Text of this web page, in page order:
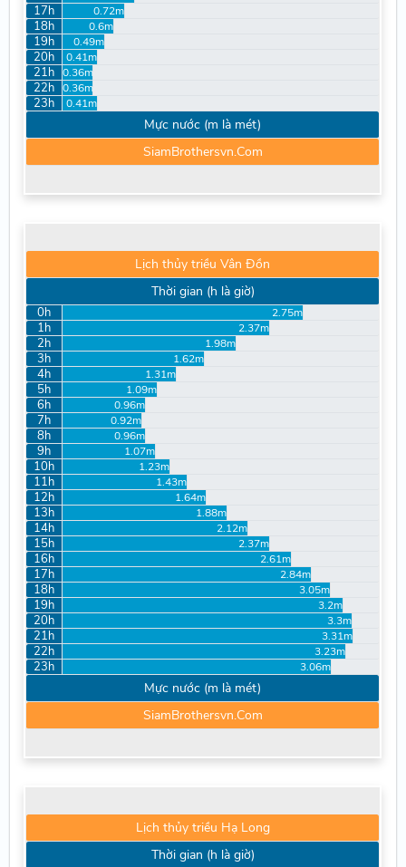
17h 0.72m
18h 0.6m
19h 0.49m
20h 0.41m
21h 0.36m
22h 0.36m
23h 0.41m
Mực nước (m là mét)
SiamBrothersvn.Com
Lịch thủy triều Vân Đồn
Thời gian (h là giờ)
0h 2.75m
1h 2.37m
2h 1.98m
3h 1.62m
4h 1.31m
5h 1.09m
6h 0.96m
7h 0.92m
8h 0.96m
9h 1.07m
10h 1.23m
11h 1.43m
12h 1.64m
13h 1.88m
14h 2.12m
15h 2.37m
16h 2.61m
17h 2.84m
18h 3.05m
19h 3.2m
20h 3.3m
21h 3.31m
22h 3.23m
23h 3.06m
Mực nước (m là mét)
SiamBrothersvn.Com
Lịch thủy triều Hạ Long
Thời gian (h là giờ)